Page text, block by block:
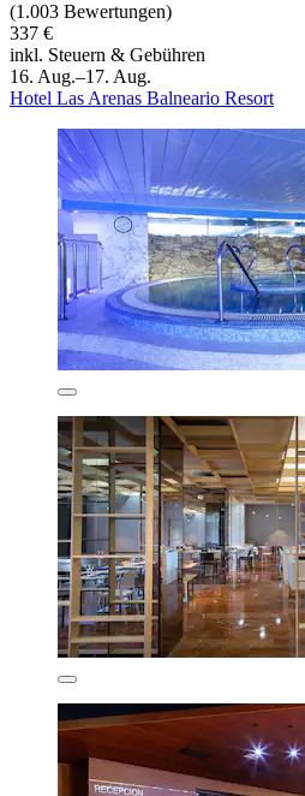
(1.003 Bewertungen)
337 €
inkl. Steuern & Gebühren
16. Aug.–17. Aug.
Hotel Las Arenas Balneario Resort